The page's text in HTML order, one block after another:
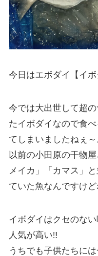
今日はエボダイ【イ
今では大出世して超
たイボダイなので食
てしまいましたねぇ～
以前の小田原の干物
メイカ」「カマス」
ていた魚なんですけど
イボダイはクセのな
人気が高い!!
うちでも子供たちには